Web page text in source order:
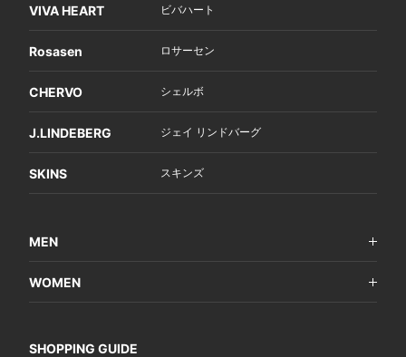
VIVA HEART ビバハート
Rosasen ロサーセン
CHERVO シェルボ
J.LINDEBERG ジェイ リンドバーグ
SKINS スキンズ
MEN
WOMEN
SHOPPING GUIDE